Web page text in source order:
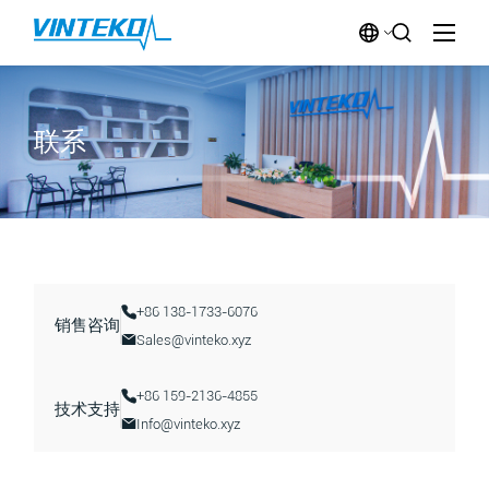
联系
销售咨询
+86 138-1733-6076
Sales@vinteko.xyz
技术支持
+86 159-2136-4855
Info@vinteko.xyz